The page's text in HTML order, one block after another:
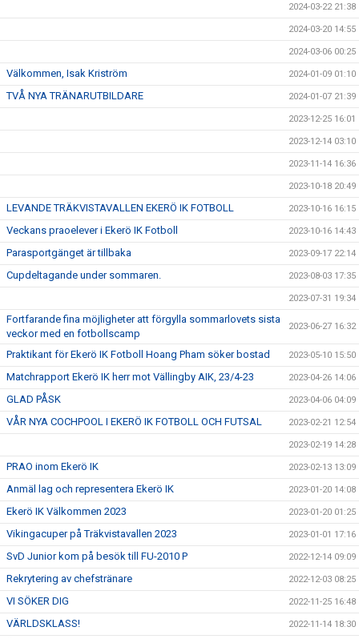
2024-03-22 21:38
2024-03-20 14:55
2024-03-06 00:25
Välkommen, Isak Kriström 2024-01-09 01:10
TVÅ NYA TRÄNARUTBILDARE 2024-01-07 21:39
2023-12-25 16:01
2023-12-14 03:10
2023-11-14 16:36
2023-10-18 20:49
LEVANDE TRÄKVISTAVALLEN EKERÖ IK FOTBOLL 2023-10-16 16:15
Veckans praoelever i Ekerö IK Fotboll 2023-10-16 14:43
Parasportgänget är tillbaka 2023-09-17 22:14
Cupdeltagande under sommaren. 2023-08-03 17:35
2023-07-31 19:34
Fortfarande fina möjligheter att förgylla sommarlovets sista
veckor med en fotbollscamp
2023-06-27 16:32
Praktikant för Ekerö IK Fotboll Hoang Pham söker bostad 2023-05-10 15:50
Matchrapport Ekerö IK herr mot Vällingby AIK, 23/4-23 2023-04-26 14:06
GLAD PÅSK 2023-04-06 04:09
VÅR NYA COCHPOOL I EKERÖ IK FOTBOLL OCH FUTSAL 2023-02-21 12:54
2023-02-19 14:28
PRAO inom Ekerö IK 2023-02-13 13:09
Anmäl lag och representera Ekerö IK 2023-01-20 14:08
Ekerö IK Välkommen 2023 2023-01-20 01:25
Vikingacuper på Träkvistavallen 2023 2023-01-01 17:16
SvD Junior kom på besök till FU-2010 P 2022-12-14 09:09
Rekrytering av chefstränare 2022-12-03 08:25
VI SÖKER DIG 2022-11-25 16:48
VÄRLDSKLASS! 2022-11-14 18:30